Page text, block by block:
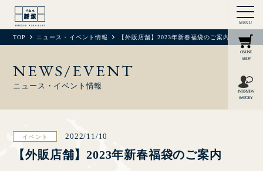
MENU
ONLINE
SHOP
INTERVIEW
& STORY
TOP ニュース・イベント情報 【外販店舗】2023年新春福袋のご案内
NEWS/EVENT
ニュース・イベント情報
イベント 2022/11/10
【外販店舗】2023年新春福袋のご案内